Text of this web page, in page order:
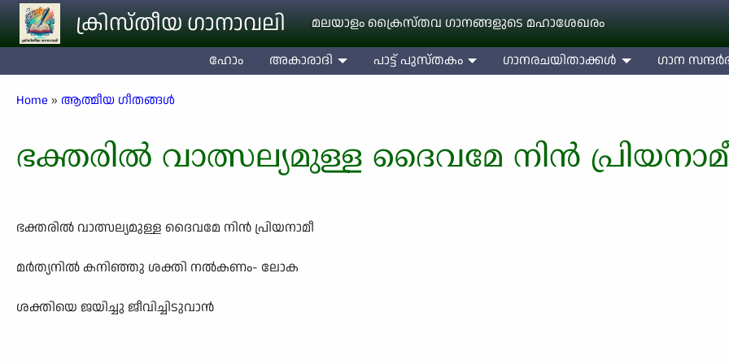
Skip to main contentക്രിസ്തീയ ഗാനാവലി മലയാളം ക്രൈസ്തവ ഗാനങ്ങളുടെ മഹാശേഖരം
ഹോം അകാരാദി പാട്ട് പുസ്തകം ഗാനരചയിതാക്കള്‍ ഗാന
Breadcrumb
Home ആത്മീയ ഗീതങ്ങൾ
ഭക്തരിൽ വാത്സല്യമുള്ള ദൈവമേ നിൻ
ഭക്തരിൽ വാത്സല്യമുള്ള ദൈവമേ നിൻ പ്രിയനാമീ
മർത്യനിൽ കനിഞ്ഞു ശക്തി നൽകണം- ലോക
ശക്തിയെ ജയിച്ചു ജീവിച്ചിടുവാൻ